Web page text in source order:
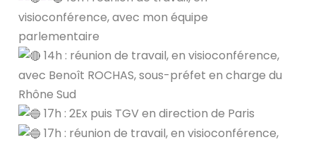
visioconférence, avec mon équipe
parlementaire
14h : réunion de travail, en visioconférence,
avec Benoît ROCHAS, sous-préfet en charge du
Rhône Sud
17h : 2Ex puis TGV en direction de Paris
17h : réunion de travail, en visioconférence,